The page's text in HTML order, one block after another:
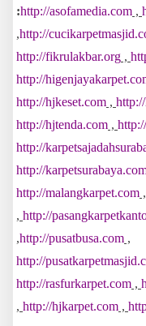
:http://asofamedia.com ,
,http://
http://fikrulakbar.org ,
http://
http://hjkeset.com ,
http://hjtenda.com ,
http://
http://
http://malangkarpet.com ,
, http://
,http://pusatbusa.com ,
http://
http://rasfurkarpet.com ,
, http://hjkarpet.com ,